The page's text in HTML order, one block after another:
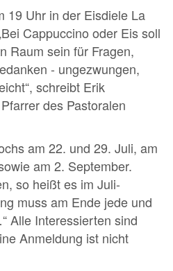
19 Uhr in der Eisdiele La
Cappuccino oder Eis soll
Raum sein für Fragen,
- ungezwungen,
schreibt Erik
des Pastoralen
am 22. und 29. Juli, am
am 2. September.
so heißt es im Juli-
muss am Ende jede und
Alle Interessierten sind
Anmeldung ist nicht